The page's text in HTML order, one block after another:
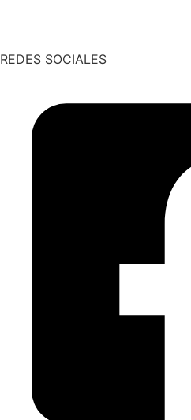
REDES SOCIALES